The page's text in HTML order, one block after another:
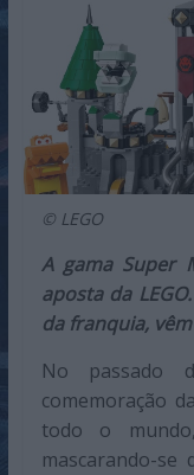
© LEGO
A gama Super
aposta da
da franquia,
No passado
comemoração
todo o
mascarando-se